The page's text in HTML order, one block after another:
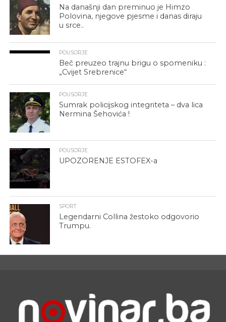
Na današnji dan preminuo je Himzo
Polovina, njegove pjesme i danas diraju
u srce..
POUSORJE
Beč preuzeo trajnu brigu o spomeniku :
„Cvijet Srebrenice“
POUSORJE
Sumrak policijskog integriteta – dva lica
Nermina Šehovića !
POUSORJE
UPOZORENJE ESTOFEX-a
SPORT
Legendarni Collina žestoko odgovorio
Trumpu.